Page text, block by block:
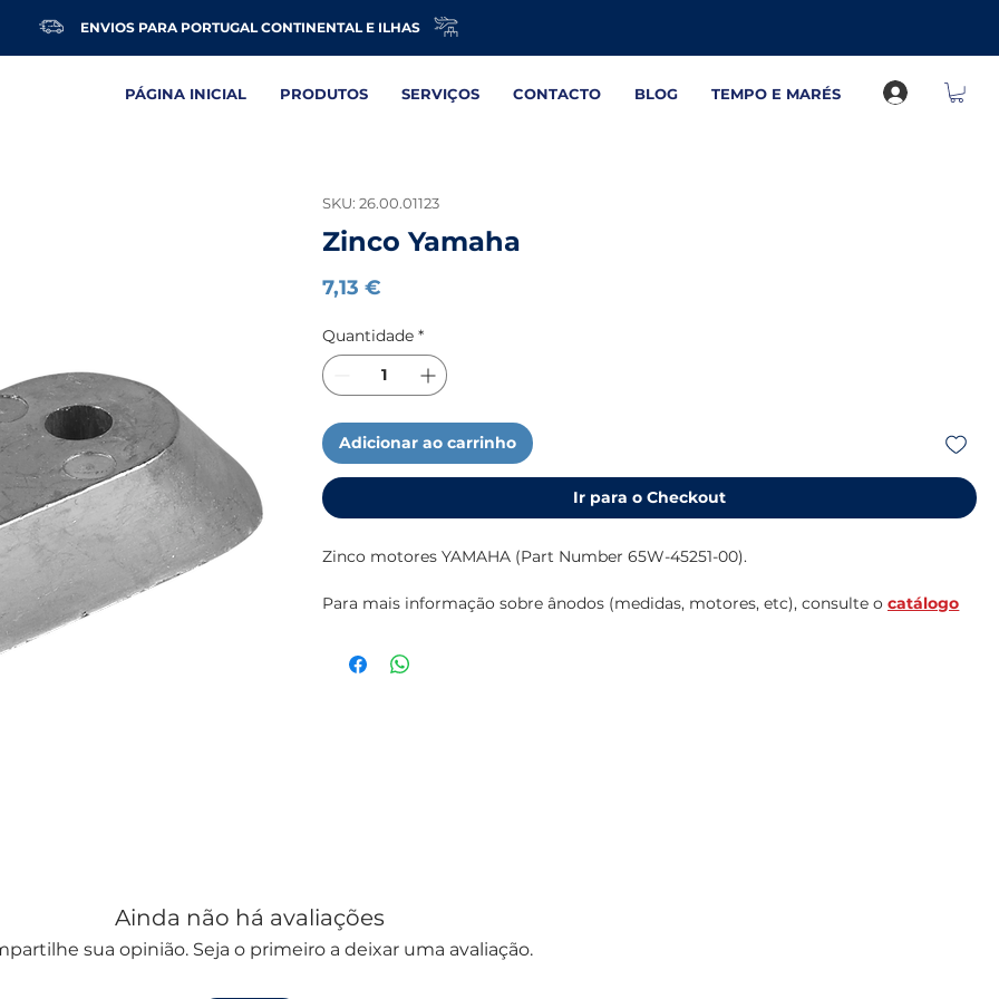
ENVIOS PARA PORTUGAL CONTINENTAL E ILHAS
PÁGINA INICIAL PRODUTOS SERVIÇOS CONTACTO BLOG TEMPO E MARÉS
SKU: 26.00.01123
Zinco Yamaha
7,13 €
Quantidade *
Adicionar ao carrinho
Ir para o Checkout
Zinco motores YAMAHA (Part Number 65W-45251-00).
Para mais informação sobre ânodos (medidas, motores, etc), consulte ocatálogo
Ainda não há avaliações
sua opinião. Seja o primeiro a deixar uma avaliação.